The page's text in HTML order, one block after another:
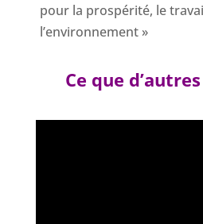
pour la prospérité, le
l’environnement »
Ce que